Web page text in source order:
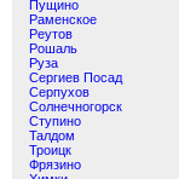
Пущино
Раменское
Реутов
Рошаль
Руза
Сергиев Посад
Серпухов
Солнечногорск
Ступино
Талдом
Троицк
Фрязино